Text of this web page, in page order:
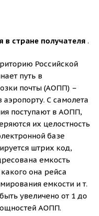
в стране получателя.
Российской
путь в
почты (АОПП) –
С самолета
поступают в АОПП,
их целостность
базе
штрих код,
емкость
она рейса
емкости и т.
увеличено от 1 до
АОПП.